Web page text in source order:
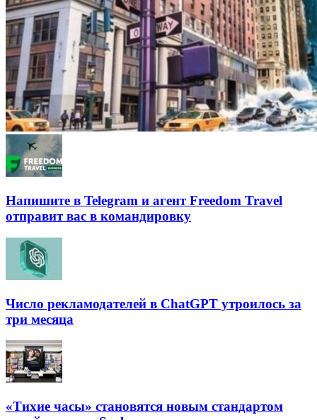
Напишите в Telegram и агент Freedom Travel
отправит вас в командировку
Число рекламодателей в ChatGPT утроилось за
три месяца
«Тихие часы» становятся новым стандартом